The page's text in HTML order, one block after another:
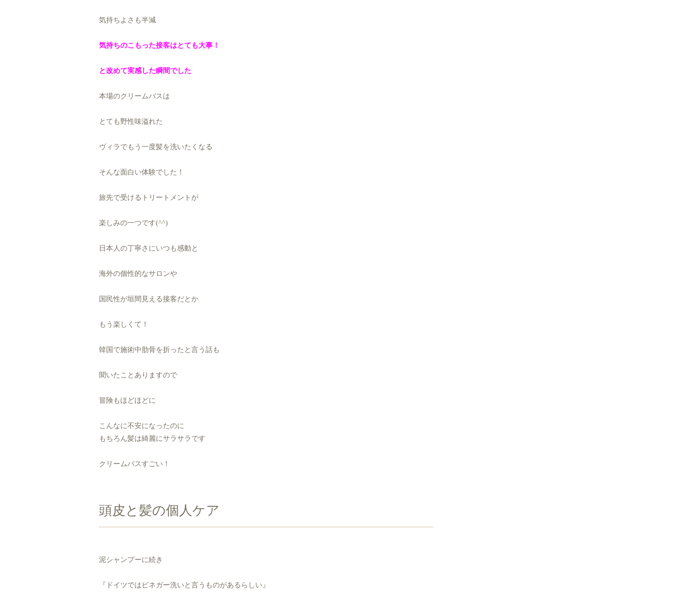
気持ちよさも半減
気持ちのこもった接客はとても大事！
と改めて実感した瞬間でした
本場のクリームバスは
とても野性味溢れた
ヴィラでもう一度髪を洗いたくなる
そんな面白い体験でした！
旅先で受けるトリートメントが
楽しみの一つです(^^)
日本人の丁寧さにいつも感動と
海外の個性的なサロンや
国民性が垣間見える接客だとか
もう楽しくて！
韓国で施術中肋骨を折ったと言う話も
聞いたことありますので
冒険もほどほどに
こんなに不安になったのに
もちろん髪は綺麗にサラサラです
クリームバスすごい！
頭皮と髪の個人ケア
泥シャンプーに続き
『ドイツではビネガー洗いと言うものがあるらしい』